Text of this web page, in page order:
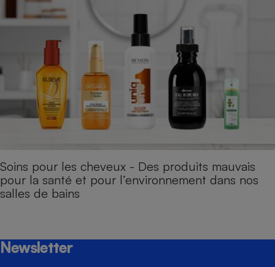
Soins pour les cheveux - Des produits mauvais
pour la santé et pour l’environnement dans nos
salles de bains
Newsletter